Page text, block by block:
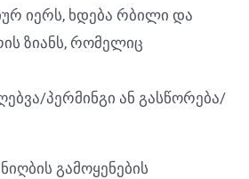
იერს, ხდება რბილი და
ზიანს, რომელიც
პერმინგი ან გასწორება/
გამოყენების